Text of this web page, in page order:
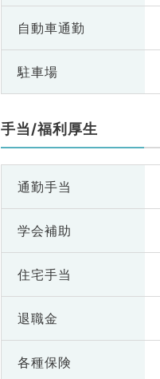
自動車通勤
駐車場
手当/福利厚生
通勤手当
学会補助
住宅手当
退職金
各種保険